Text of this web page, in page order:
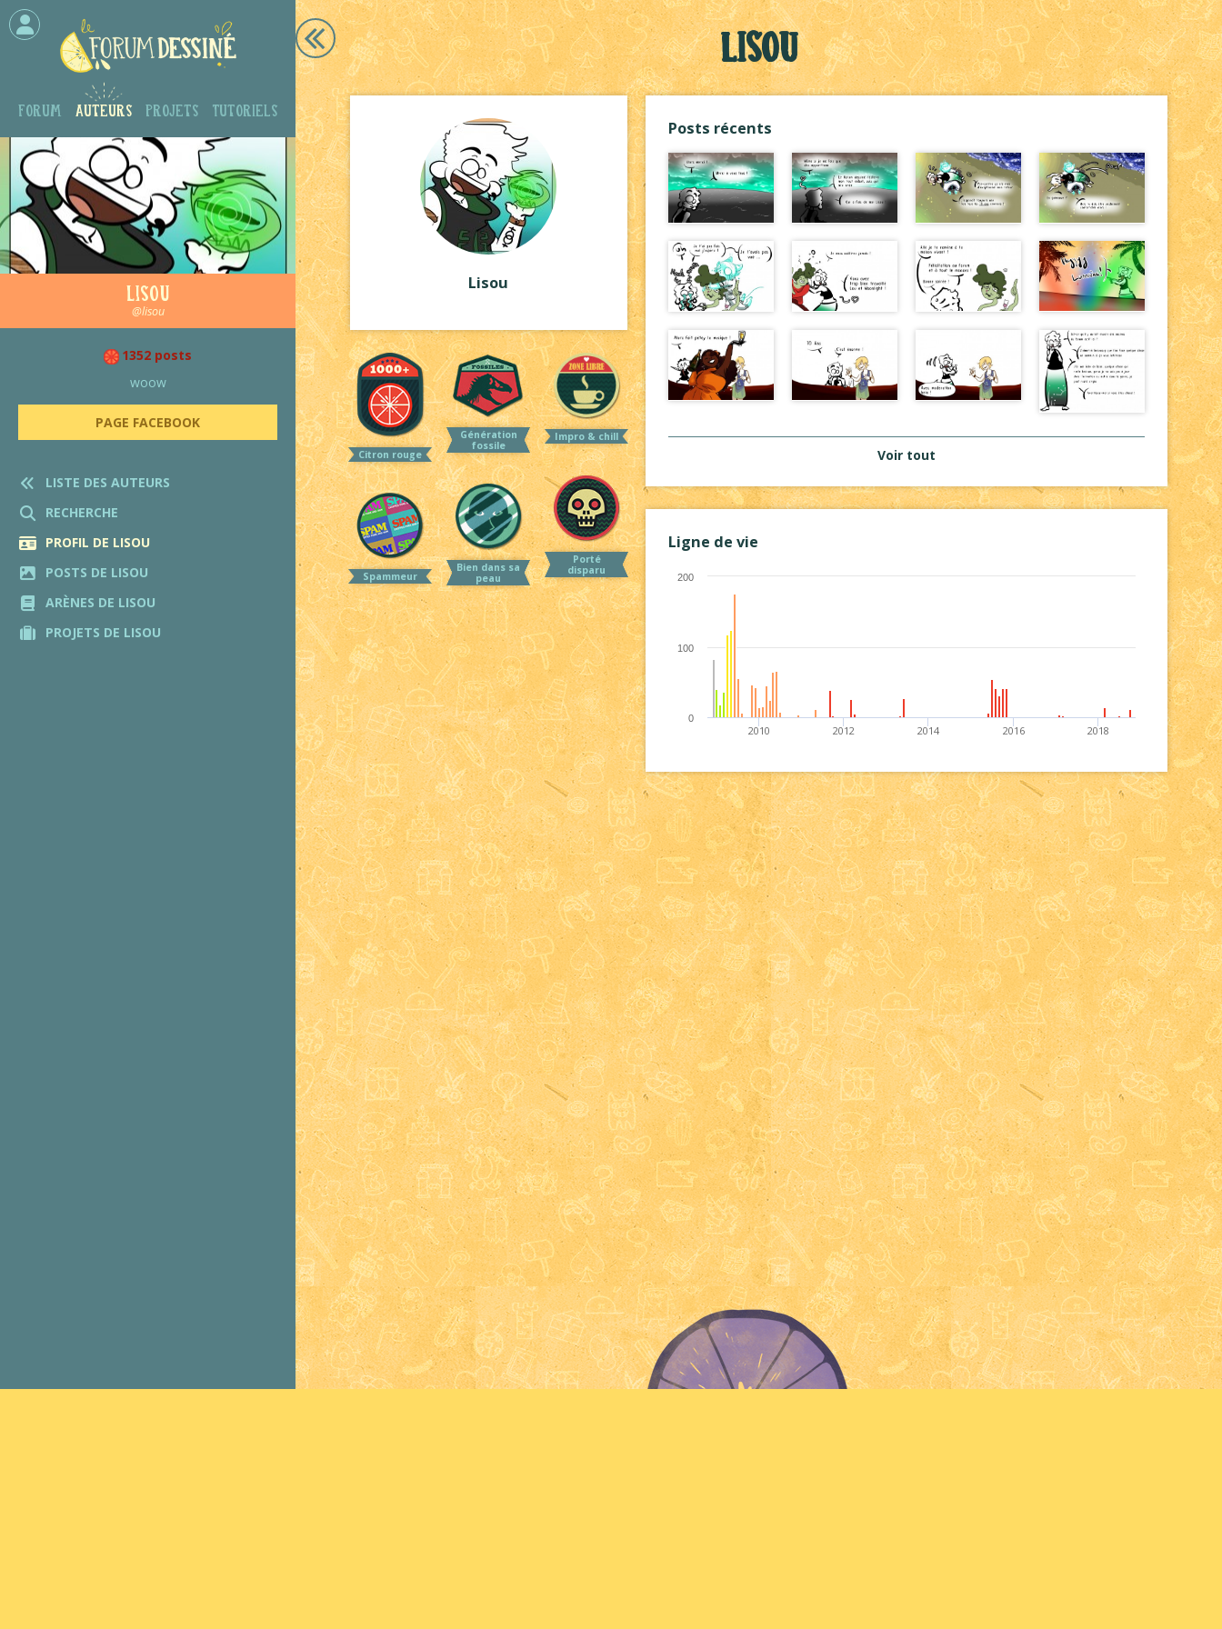
Forum Auteurs Projets Tutoriels
Lisou
@lisou
1352 posts
woow
PAGE FACEBOOK
LISTE DES AUTEURS
RECHERCHE
PROFIL DE LISOU
POSTS DE LISOU
ARÈNES DE LISOU
PROJETS DE LISOU
Lisou
Lisou
Citron rouge
Génération
fossile
Impro & chill
Porté
disparu
Bien dans sa
peau
Spammeur
Posts récents
Voir tout
Ligne de vie
2010 2012 2014 2016 2018
0
100
200